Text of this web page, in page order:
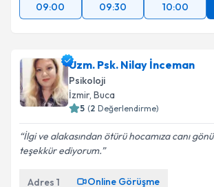
09:00
09:30 10:00
Uzm. Psk. Nilay İnceman
Psikoloji
İzmir, Buca
5 (2 Değerlendirme)
İlgi ve alakasından ötürü hocamıza canı
teşekkür ediyorum.
Adres 1 Online Görüşme